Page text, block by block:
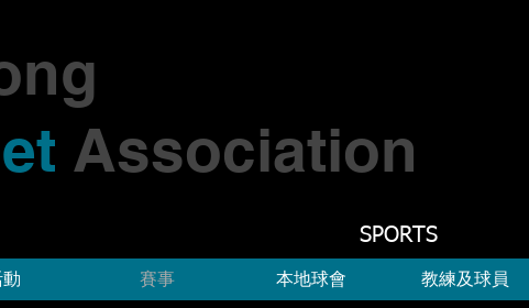
Association
SPORTS
賽事 本地球會 教練及球員